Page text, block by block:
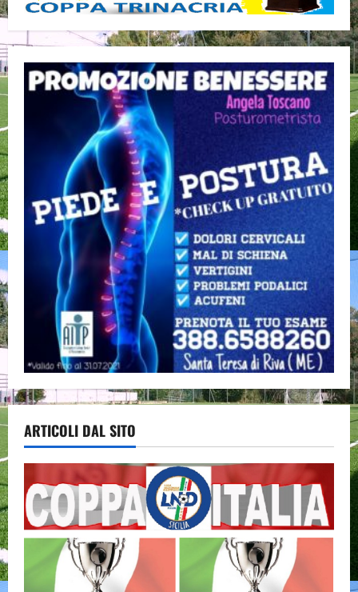
ARTICOLI DAL SITO